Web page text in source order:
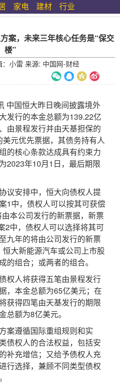
家电 建材 行业
案，未来三年核心任务是“保交
楼”
小雷 来源: 中国网-财经
国恒大昨日晚间披露境外
发行的本金总额为139.22亿
由景程发行并由天基担保的
元优先票据，其债务持有人
的核心条款达成具有约束力
2023年10月1日，最后期限
安排中，恒大向债权人提
1中，债权人可以按其可获偿
本公司发行的新票据，新票
2中，债权人可以选择将其可
九年的将由公司发行的新票
大新能源汽车或公司上市股
的组合；或两者的组合。
人将获得五笔由景程发行
，本金总额为65亿美元；在
获得四笔由天基发行的期限
总额为8亿美元。
遵循国际重组规则和实
债权人的合法权益，包括安
补充增信；又给予债权人充
行选择，兼顾不同类型债权